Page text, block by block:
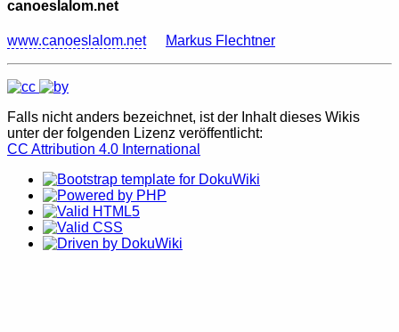
canoeslalom.net
www.canoeslalom.net Markus Flechtner
Falls nicht anders bezeichnet, ist der Inhalt dieses Wikis
unter der folgenden Lizenz veröffentlicht:
CC Attribution 4.0 International